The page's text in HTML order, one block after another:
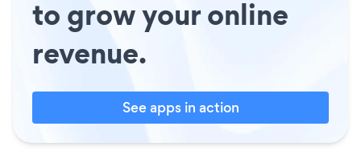
to grow your online
revenue.
See apps in action